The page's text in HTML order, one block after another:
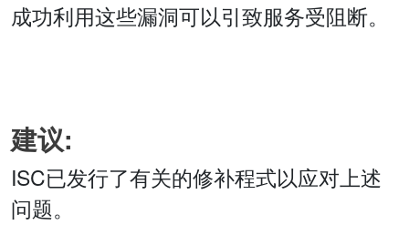
成功利用这些漏洞可以引致服务受阻断。
建议:
ISC已发行了有关的修补程式以应对上述
问题。